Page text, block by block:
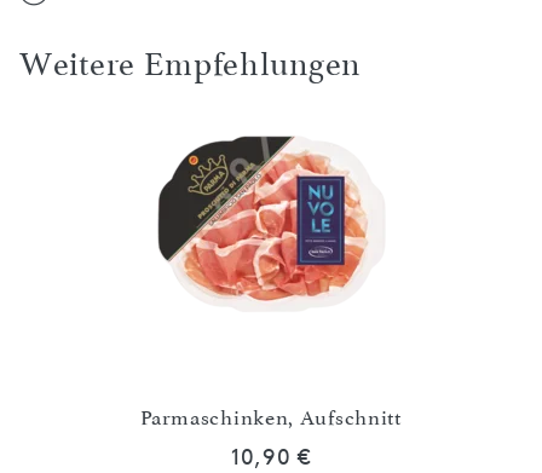
Weitere Empfehlungen
Parmaschinken, Aufschnitt
10,90 €